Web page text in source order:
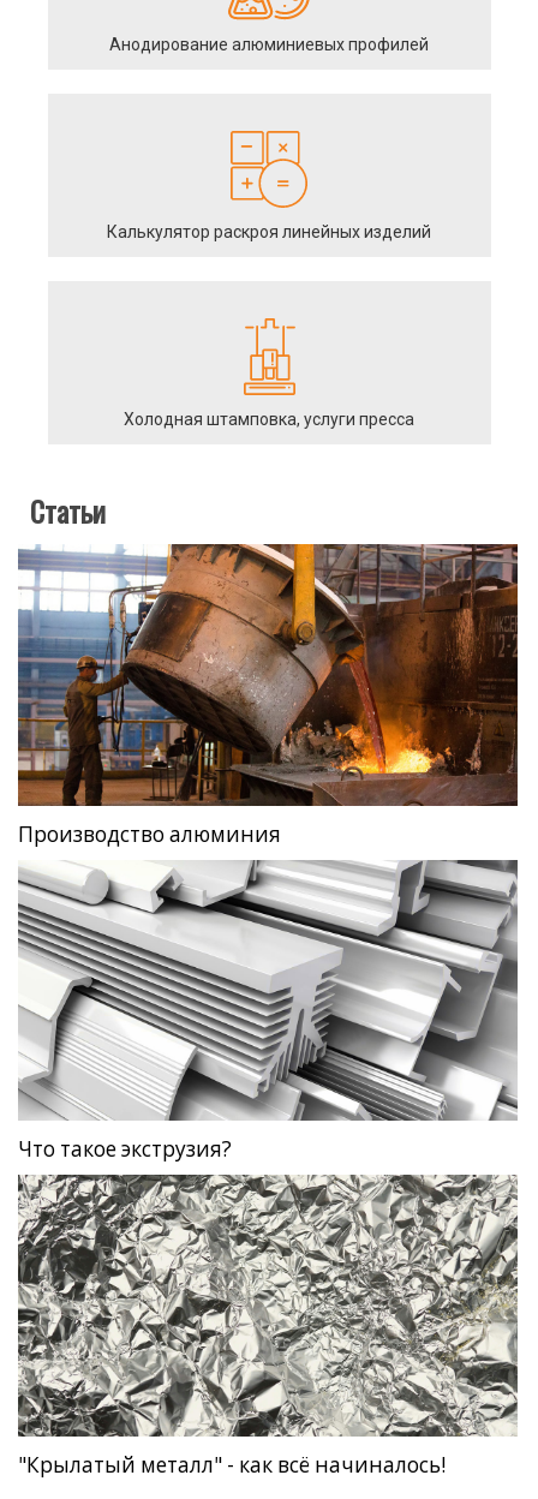
Анодирование алюминиевых профилей
Калькулятор раскроя линейных изделий
Холодная штамповка, услуги пресса
Статьи
Производство алюминия
Что такое экструзия?
"Крылатый металл" - как всё начиналось!